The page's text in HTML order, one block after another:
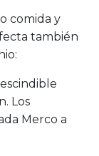
comida y
también
Los
Merco a